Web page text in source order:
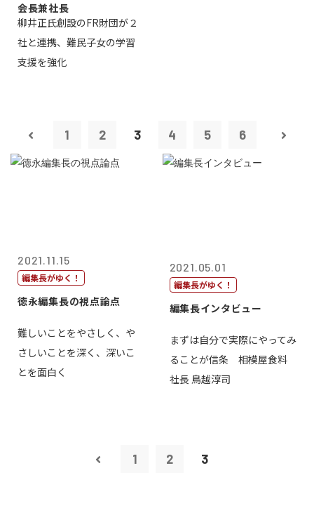
会長兼社長
柳井正氏創設のFR財団が２
社と連携、難民子女の学習
支援を強化
1 2 3 4 5 6
2021.11.15
編集長がゆく！
徳永編集長の視点論点
難しいことをやさしく、や
さしいことを深く、深いこ
とを面白く
2021.05.01
編集長がゆく！
編集長インタビュー
まずは自分で実際にやってみ
ることが信条 相模屋食料
社長 鳥越淳司
1 2 3